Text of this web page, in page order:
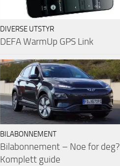
DIVERSE UTSTYR
DEFA WarmUp GPS Link
BILABONNEMENT
Bilabonnement – Noe for deg?
Komplett guide